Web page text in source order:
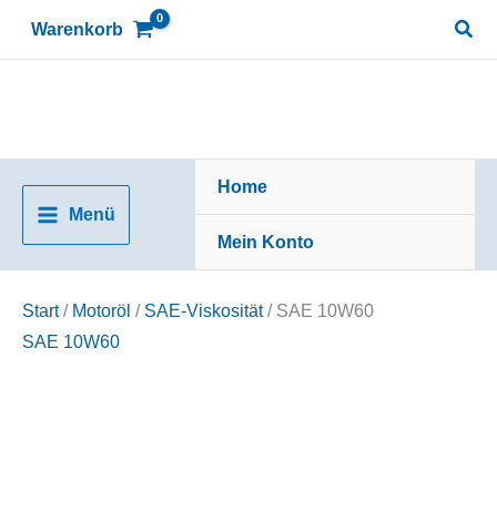
Warenkorb
Menü
Home
Mein Konto
Start/ Motoröl / SAE-Viskosität/ SAE 10W60
SAE 10W60